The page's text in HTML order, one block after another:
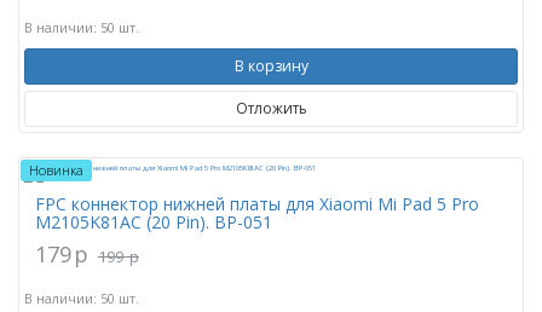
В наличии: 50 шт.
В корзину
Отложить
Новинка
FPC коннектор нижней платы для Xiaomi Mi Pad 5 Pro
M2105K81AC (20 Pin). BР-051
179p 199 p
В наличии: 50 шт.